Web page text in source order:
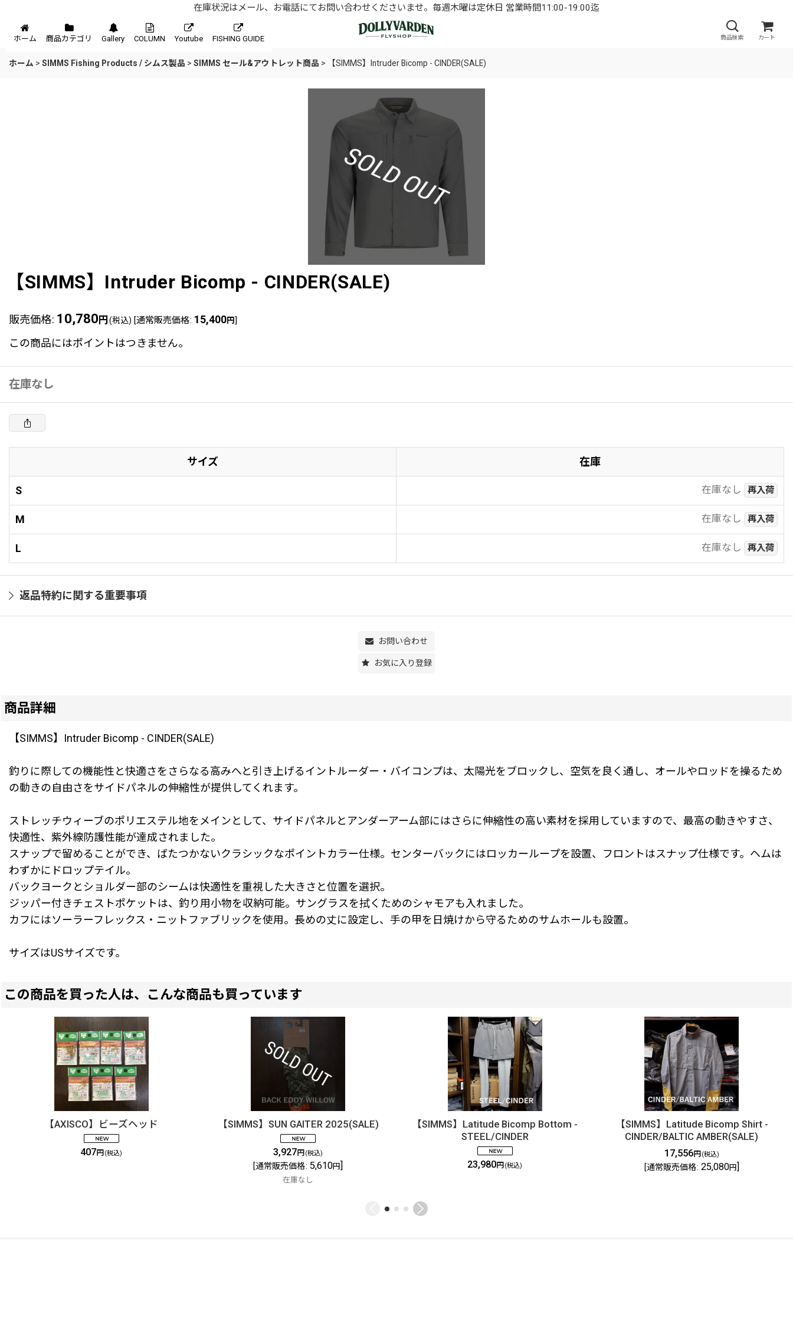
在庫状況はメール、お電話にてお問い合わせくださいませ。毎週木曜は定休日 営業時間11:00-19:00迄
メニュー 商品検索 カート
ホーム 商品カテゴリ Gallery COLUMN Youtube FISHING GUIDE
ホーム > SIMMS Fishing Products / シムス製品 > SIMMS セール&アウトレット商品 > 【SIMMS】Intruder Bicomp - CINDER(SALE)
【SIMMS】Intruder Bicomp - CINDER(SALE)
販売価格: 10,780 円 (税込) [通常販売価格: 15,400円]
この商品にはポイントはつきません。
在庫なし
サイズ 在庫
S 在庫なし 再入荷
M 在庫なし 再入荷
L 在庫なし 再入荷
返品特約に関する重要事項
お問い合わせ
お気に入り登録
商品詳細
【SIMMS】Intruder Bicomp - CINDER(SALE)
釣りに際しての機能性と快適さをさらなる高みへと引き上げるイントルーダー・バイコンプは、太陽光をブロックし、空気を良く通し、オールやロッドを操るため
の動きの自由さをサイドパネルの伸縮性が提供してくれます。
ストレッチウィーブのポリエステル地をメインとして、サイドパネルとアンダーアーム部にはさらに伸縮性の高い素材を採用していますので、最高の動きやすさ、
快適性、紫外線防護性能が達成されました。
スナップで留めることができ、ばたつかないクラシックなポイントカラー仕様。センターバックにはロッカーループを設置、フロントはスナップ仕様です。ヘムは
わずかにドロップテイル。
バックヨークとショルダー部のシームは快適性を重視した大きさと位置を選択。
ジッパー付きチェストポケットは、釣り用小物を収納可能。サングラスを拭くためのシャモアも入れました。
カフにはソーラーフレックス・ニットファブリックを使用。長めの丈に設定し、手の甲を日焼けから守るためのサムホールも設置。
サイズはUSサイズです。
この商品を買った人は、こんな商品も買っています
【AXISCO】ビーズヘッド
407円 (税込)
【SIMMS】SUN GAITER 2025(SALE)
3,927円 (税込)
[通常販売価格: 5,610円]
在庫なし
【SIMMS】Latitude Bicomp Bottom -
STEEL/CINDER
23,980円 (税込)
【SIMMS】Latitude Bicomp Shirt -
CINDER/BALTIC AMBER(SALE)
17,556円 (税込)
[通常販売価格: 25,080円]